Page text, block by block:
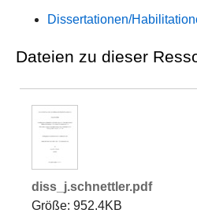
Dissertationen/
Dateien zu dieser
diss_j.schnettler.pdf
Größe: 952.4KB